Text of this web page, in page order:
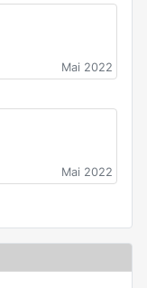
Mai 2022
Mai 2022